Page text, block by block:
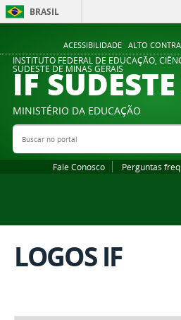
ACESSIBILIDADE ALTO
BRASIL
INSTITUTO FEDERAL DE EDUCAÇÃO,
SUDESTE DE MINAS GERAIS
IF
MINISTÉRIO DA EDUCAÇÃO
Buscar no portal
Fale Conosco Perguntas
LOGOS IF